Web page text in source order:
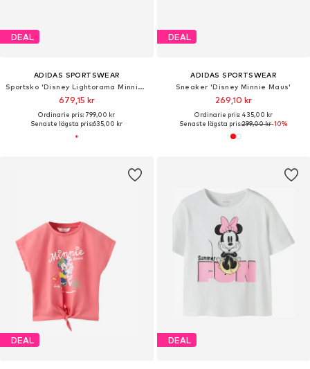
DEAL
ADIDAS SPORTSWEAR
Sportsko 'Disney Lightorama Minnie Mouse'
679,15 kr
Ordinarie pris: 799,00 kr
Senaste lägsta pris:635,00 kr
DEAL
ADIDAS SPORTSWEAR
Sneaker 'Disney Minnie Maus'
269,10 kr
Ordinarie pris: 435,00 kr
Senaste lägsta pris:299,00 kr-10%
DEAL DEAL